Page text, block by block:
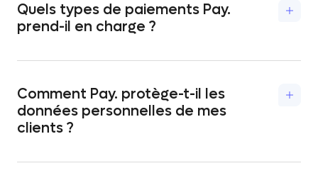
flexibles, elle s'intègre de manière transparente aux
systèmes existants.
Quels types de paiements Pay.
prend-il en charge ?
paiement, notamment les cartes de paiement, les
un aperçu complet, consulteznotre page
récapitulative.
Comment Pay. protège-t-il les
données personnelles de mes
clients ?
pour protéger à la fois les données de vos clients et